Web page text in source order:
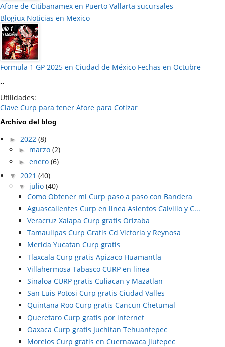
Afore de Citibanamex en Puerto Vallarta sucursales
Blogiux Noticias en Mexico
Formula 1 GP 2025 en Ciudad de México Fechas en Octubre
..
Utilidades:
Clave Curp para tener Afore para Cotizar
Archivo del blog
► 2022 (8)
► marzo (2)
► enero (6)
▼ 2021 (40)
▼ julio (40)
Como Obtener mi Curp paso a paso con Bandera
Aguascalientes Curp en linea Asientos Calvillo y C...
Veracruz Xalapa Curp gratis Orizaba
Tamaulipas Curp Gratis Cd Victoria y Reynosa
Merida Yucatan Curp gratis
Tlaxcala Curp gratis Apizaco Huamantla
Villahermosa Tabasco CURP en linea
Sinaloa CURP gratis Culiacan y Mazatlan
San Luis Potosi Curp gratis Ciudad Valles
Quintana Roo Curp gratis Cancun Chetumal
Queretaro Curp gratis por internet
Oaxaca Curp gratis Juchitan Tehuantepec
Morelos Curp gratis en Cuernavaca Jiutepec